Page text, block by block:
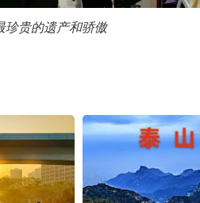
珍贵的遗产和骄傲